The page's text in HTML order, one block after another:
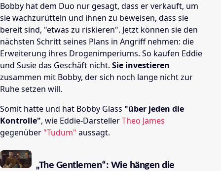
Bobby hat dem Duo nur gesagt, dass er verkauft, um
sie wachzurütteln und ihnen zu beweisen, dass sie
bereit sind, "etwas zu riskieren". Jetzt können sie den
nächsten Schritt seines Plans in Angriff nehmen: die
Erweiterung ihres Drogenimperiums. So kaufen Eddie
und Susie das Geschäft nicht. Sie investieren
zusammen mit Bobby, der sich noch lange nicht zur
Ruhe setzen will.
Somit hatte und hat Bobby Glass "über jeden die
Kontrolle", wie Eddie-DarstellerTheo James
gegenüber "Tudum" aussagt.
„The Gentlemen“: Wie hängen die